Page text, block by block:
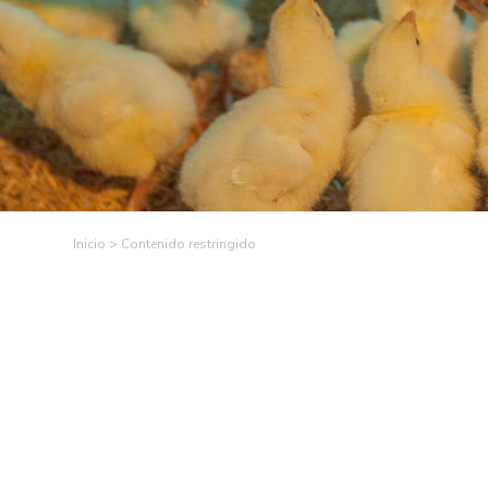
AVICULTORES
DE
COLOMBIA
> Contenido restringido